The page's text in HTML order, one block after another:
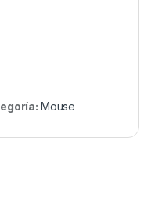
Mouse